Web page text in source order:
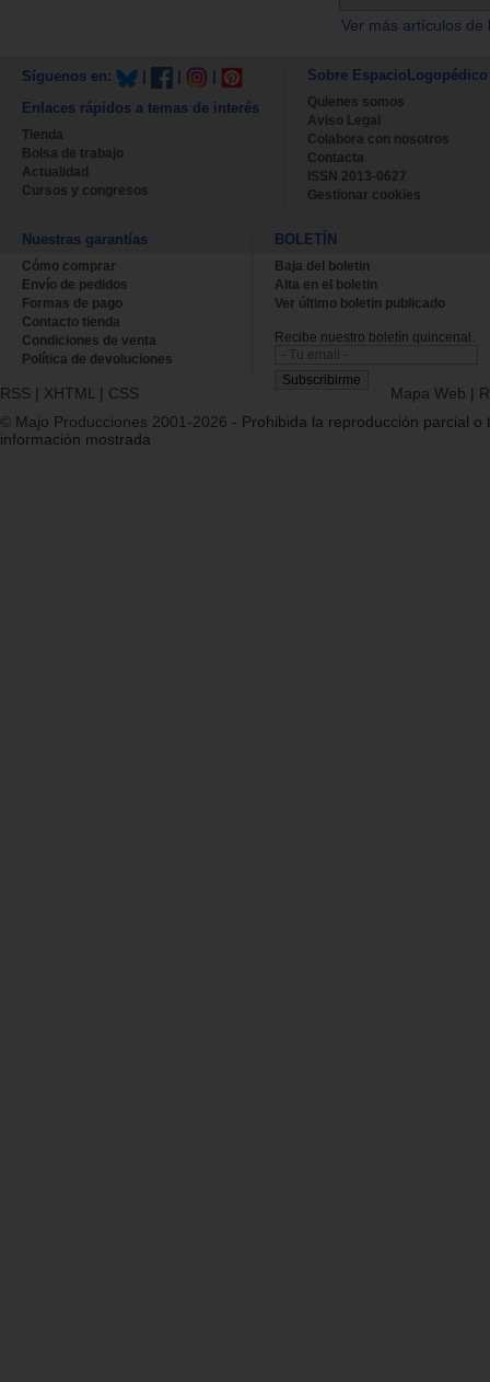
Ver más artículos
Síguenos en:
Enlaces rápidos a temas de interés
Tienda
Bolsa de trabajo
Actualidad
Cursos y congresos
Sobre EspacioLogopédico
Quienes somos
Aviso Legal
Colabora con nosotros
Contacta
ISSN 2013-0627
Gestionar cookies
Nuestras garantías
Cómo comprar
Envío de pedidos
Formas de pago
Contacto tienda
Condiciones de venta
Política de devoluciones
BOLETÍN
Baja del boletin
Alta en el boletin
Ver último boletin publicado
Recibe nuestro boletín quincenal.
RSS | XHTML | CSS Mapa Web |
© Majo Producciones 2001-2026 - Prohibida la reproducción parcial o
información mostrada